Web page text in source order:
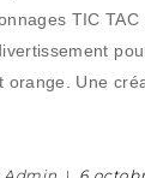
TIC TAC
orange. Une